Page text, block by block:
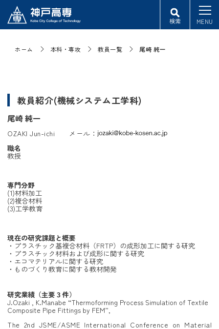
検索 MENU
ホーム 本科・専攻 教員一覧 尾崎 純一
教員紹介(機械システム工学科)
尾崎 純一
OZAKI Jun-ichi メール：
職名
教授
専門分野
(1)材料加工
(2)複合材料
(3)工学教育
現在の研究課題と概要
・プラスチック基複合材料（FRTP）の成形加工に関する研究
・プラスチック材料および成形に関する研究
・エコマテリアルに関する研究
・ものづくり教育に関する教材開発
研究業績（主要３件）
J.Ozaki , K.Manabe “Thermoforming Process Simulation of Textile
Composite Pipe Fittings by FEM”,
The 2nd JSME/ASME International Conference on Material